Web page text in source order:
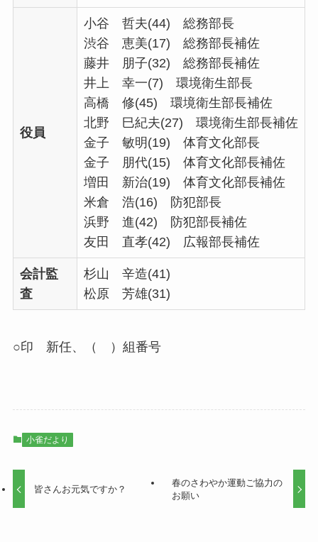
役員
小谷 哲夫(44) 総務部長
渋谷 恵美(17) 総務部長補佐
藤井 朋子(32) 総務部長補佐
井上 幸一(7) 環境衛生部長
高橋 修(45) 環境衛生部長補佐
北野 巳紀夫(27) 環境衛生部長補佐
金子 敏明(19) 体育文化部長
金子 朋代(15) 体育文化部長補佐
増田 新治(19) 体育文化部長補佐
米倉 浩(16) 防犯部長
浜野 進(42) 防犯部長補佐
友田 直孝(42) 広報部長補佐
会計監
査
杉山 辛造(41)
松原 芳雄(31)
○印 新任、（ ）組番号
小雀だより
皆さんお元気ですか？
春のさわやか運動ご協力の
お願い